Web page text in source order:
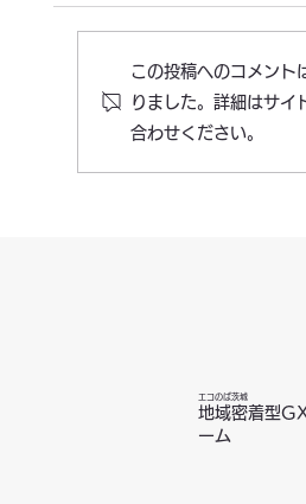
この投稿へのコメント
りました。詳細はサイ
合わせください。
エコのば茨城
地域密着型
ーム